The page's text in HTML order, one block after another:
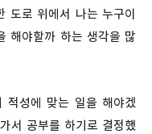
도로 위에서 나는 누구이
해야할까 하는 생각을 많
적성에 맞는 일을 해야겠
서 공부를 하기로 결정했